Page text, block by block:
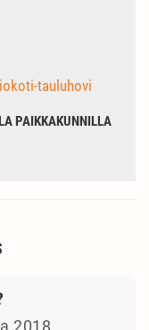
tauluhovi
PAIKKAKUNNILLA
2018